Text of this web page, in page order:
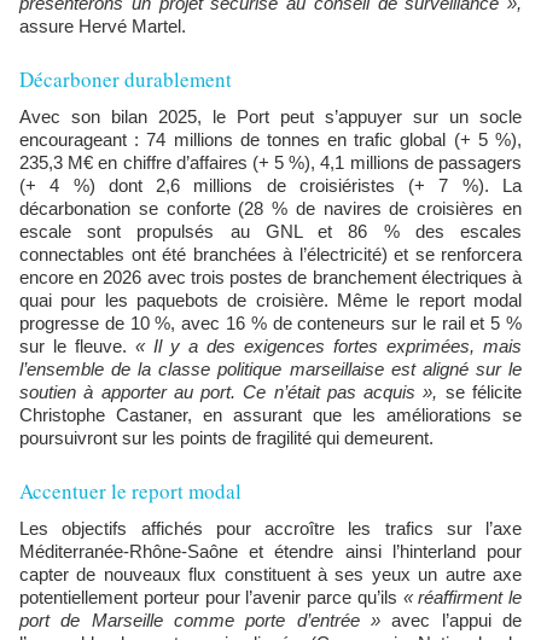
assure Hervé Martel.
Décarboner durablement
Avec son bilan 2025, le Port peut s’appuyer sur un socle
encourageant : 74 millions de tonnes en trafic global (+ 5 %),
235,3 M€ en chiffre d’affaires (+ 5 %), 4,1 millions de passagers
(+ 4 %) dont 2,6 millions de croisiéristes (+ 7 %). La
décarbonation se conforte (28 % de navires de croisières en
escale sont propulsés au GNL et 86 % des escales
connectables ont été branchées à l’électricité) et se renforcera
encore en 2026 avec trois postes de branchement électriques à
quai pour les paquebots de croisière. Même le report modal
progresse de 10 %, avec 16 % de conteneurs sur le rail et 5 %
sur le fleuve. « Il y a des exigences fortes exprimées, mais
l’ensemble de la classe politique marseillaise est aligné sur le
soutien à apporter au port. Ce n’était pas acquis », se félicite
Christophe Castaner, en assurant que les améliorations se
poursuivront sur les points de fragilité qui demeurent.
Accentuer le report modal
Les objectifs affichés pour accroître les trafics sur l’axe
Méditerranée-Rhône-Saône et étendre ainsi l’hinterland pour
capter de nouveaux flux constituent à ses yeux un autre axe
potentiellement porteur pour l’avenir parce qu’ils « réaffirment le
port de Marseille comme porte d’entrée » avec l’appui de